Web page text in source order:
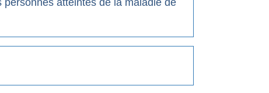
atteintes de la maladie de